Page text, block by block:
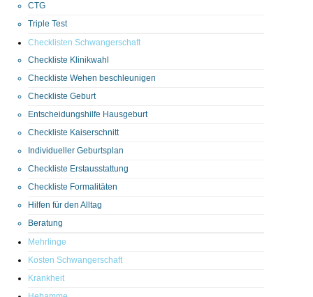
CTG
Triple Test
Checklisten Schwangerschaft
Checkliste Klinikwahl
Checkliste Wehen beschleunigen
Checkliste Geburt
Entscheidungshilfe Hausgeburt
Checkliste Kaiserschnitt
Individueller Geburtsplan
Checkliste Erstausstattung
Checkliste Formalitäten
Hilfen für den Alltag
Beratung
Mehrlinge
Kosten Schwangerschaft
Krankheit